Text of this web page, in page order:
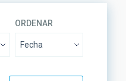
ORDENAR